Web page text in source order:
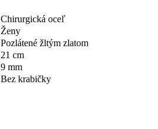
Chirurgická oceľ
Ženy
Pozlátené žltým zlatom
21 cm
9 mm
Bez krabičky